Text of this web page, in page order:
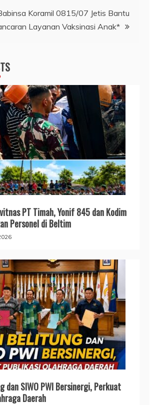
Koramil 0815/07 Jetis Bantu
Layanan Vaksinasi Anak*
PT Timah, Yonif 845 dan Kodim
Personel di Beltim
dan SIWO PWI Bersinergi, Perkuat
Daerah